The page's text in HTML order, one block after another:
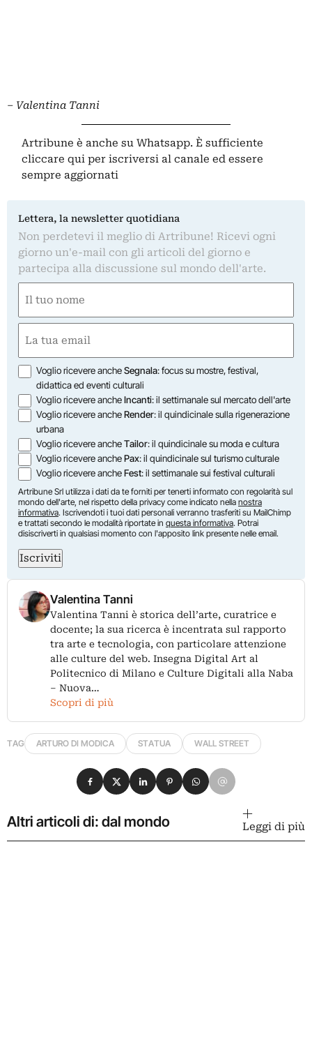
– Valentina Tanni
Artribune è anche su Whatsapp. È sufficiente
cliccare qui per iscriversi al canale ed essere
sempre aggiornati
Lettera, la newsletter quotidiana
Non perdetevi il meglio di Artribune! Ricevi ogni
giorno un'e-mail con gli articoli del giorno e
partecipa alla discussione sul mondo dell'arte.
(Obbligatorio)
Nome
(Obbligatorio)
Opzioni
Voglio ricevere ancheSegnala: focus su mostre, festival,
didattica ed eventi culturali
Voglio ricevere ancheIncanti: il settimanale sul mercato dell'arte
Voglio ricevere ancheRender: il quindicinale sulla rigenerazione
urbana
Voglio ricevere ancheTailor: il quindicinale su moda e cultura
Voglio ricevere anchePax: il quindicinale sul turismo culturale
Voglio ricevere ancheFest: il settimanale sui festival culturali
Artribune Srl utilizza i dati da te forniti per tenerti informato con regolarità sul
mondo dell'arte, nel rispetto della privacy come indicato nella nostra
informativa. Iscrivendoti i tuoi dati personali verranno trasferiti su MailChimp
e trattati secondo le modalità riportate in questa informativa. Potrai
disiscriverti in qualsiasi momento con l'apposito link presente nelle email.
Iscriviti
Valentina Tanni
Valentina Tanni è storica dell’arte, curatrice e
docente; la sua ricerca è incentrata sul rapporto
tra arte e tecnologia, con particolare attenzione
alle culture del web. Insegna Digital Art al
Politecnico di Milano e Culture Digitali alla Naba
– Nuova…
Scopri di più
TAG ARTURO DI MODICA STATUA WALL STREET
Condividi su Facebook
Condividi su X
Condividi su LinkedIn
Condividi su Pinterest
Condividi su WhatsApp
Condividi su Email
Altri articoli di: dal mondo Leggi di più